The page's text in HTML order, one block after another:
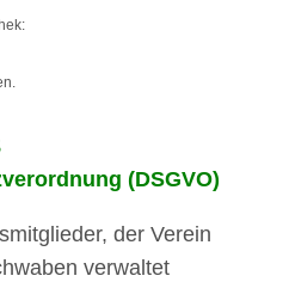
(DSGVO)
der Verein
verwaltet